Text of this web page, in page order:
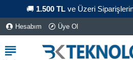
🚚 1.500 TLve Üzeri
Hesabım Üye Ol